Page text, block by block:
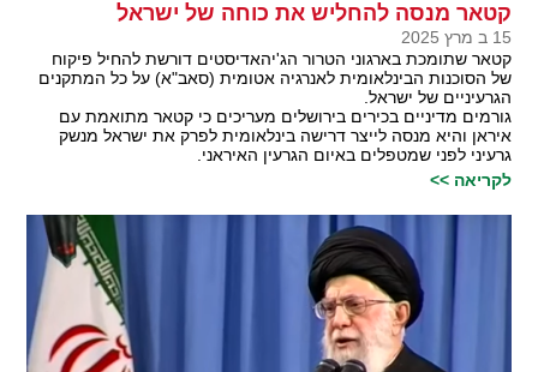
קטאר מנסה להחליש את כוחה של ישראל
15 ב מרץ 2025
קטאר שתומכת בארגוני הטרור הג'יהאדיסטים דורשת להחיל פיקוח
של הסוכנות הבינלאומית לאנרגיה אטומית (סאב"א) על כל המתקנים
הגרעיניים של ישראל.
גורמים מדיניים בכירים בירושלים מעריכים כי קטאר מתואמת עם
איראן והיא מנסה לייצר דרישה בינלאומית לפרק את ישראל מנשק
גרעיני לפני שמטפלים באיום הגרעין האיראני.
לקריאה >>